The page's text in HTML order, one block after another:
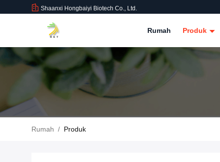
Shaanxi Hongbaiyi Biotech Co., Ltd.
Rumah Produk
Rumah / Produk